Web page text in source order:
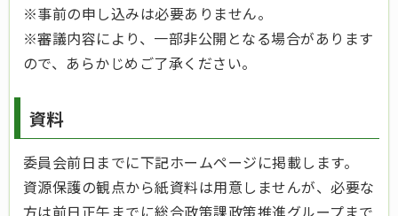
※事前の申し込みは必要ありません。
※審議内容により、一部非公開となる場合があります
ので、あらかじめご了承ください。
資料
委員会前日までに下記ホームページに掲載します。
資源保護の観点から紙資料は用意しませんが、必要な
方は前日正午までに総合政策課政策推進グループまで